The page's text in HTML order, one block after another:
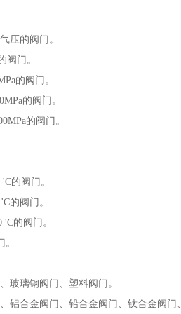
的阀门。
门。
的阀门。
的阀门。
的阀门。
阀门。
阀门。
的阀门。
璃钢阀门、塑料阀门。
金阀门、铅合金阀门、钛合金阀门、